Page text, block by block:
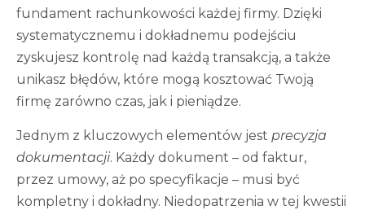
fundament rachunkowości każdej firmy. Dzięki
systematycznemu i dokładnemu podejściu
zyskujesz kontrolę nad każdą transakcją, a także
unikasz błędów, które mogą kosztować Twoją
firmę zarówno czas, jak i pieniądze.
Jednym z kluczowych elementów jest precyzja
dokumentacji. Każdy dokument – od faktur,
przez umowy, aż po specyfikacje – musi być
kompletny i dokładny. Niedopatrzenia w tej kwestii